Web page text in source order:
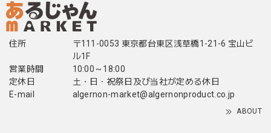
住所
〒111-0053 東京都台東区浅草橋1-21-6 宝山ビ
ル1F
営業時間
10:00～18:00
定休日
土・日・祝祭日及び当社が定める休日
E-mail
algernon-market@algernonproduct.co.jp
ABOUT